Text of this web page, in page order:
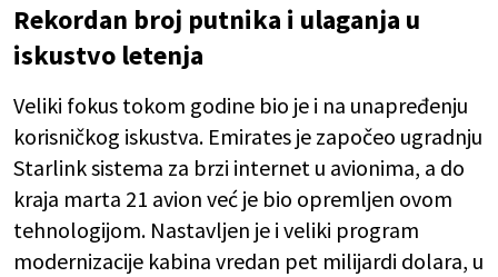
Rekordan broj putnika i ulaganja u
iskustvo letenja
Veliki fokus tokom godine bio je i na unapređenju
korisničkog iskustva. Emirates je započeo ugradnju
Starlink sistema za brzi internet u avionima, a do
kraja marta 21 avion već je bio opremljen ovom
tehnologijom. Nastavljen je i veliki program
modernizacije kabina vredan pet milijardi dolara, u